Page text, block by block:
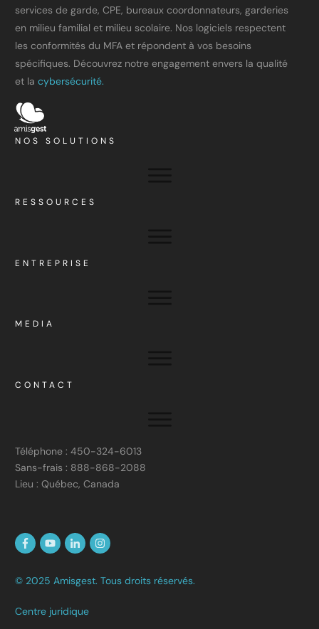
services de garde, CPE, bureaux coordonnateurs, garderies
en milieu familial et milieu scolaire. Nos logiciels respectent
les conformités du MFA et répondent à vos besoins
spécifiques. Découvrez notre engagement envers la qualité
et la cybersécurité.
NOS SOLUTIONS
RESSOURCES
ENTREPRISE
MEDIA
CONTACT
Téléphone : 450-324-6013
Sans-frais : 888-868-2088
Lieu : Québec, Canada
© 2025 Amisgest. Tous droits réservés.
Centre juridique